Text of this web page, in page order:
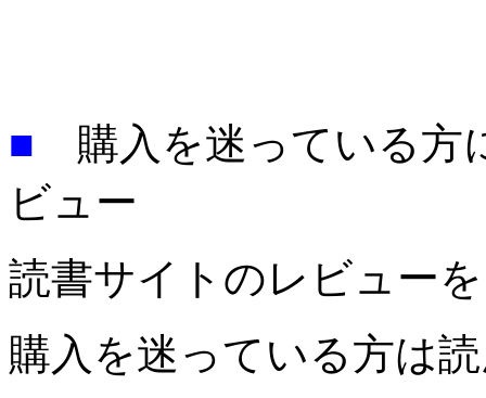
■ 購入を迷っている方
ビュー
読書サイトのレビュー
購入を迷っている方は